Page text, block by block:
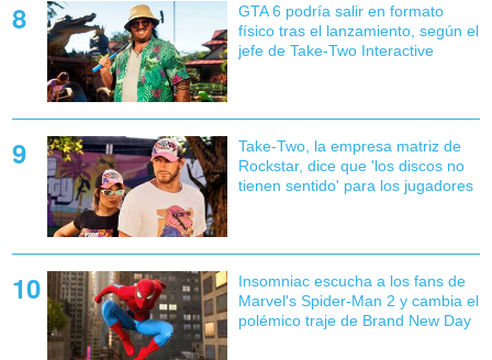
GTA 6 podría salir en formato
físico tras el lanzamiento, según el
jefe de Take-Two Interactive
Take-Two, la empresa matriz de
Rockstar, dice que 'los discos no
tienen sentido' para los jugadores
Insomniac escucha a los fans de
Marvel's Spider-Man 2 y cambia el
polémico traje de Brand New Day